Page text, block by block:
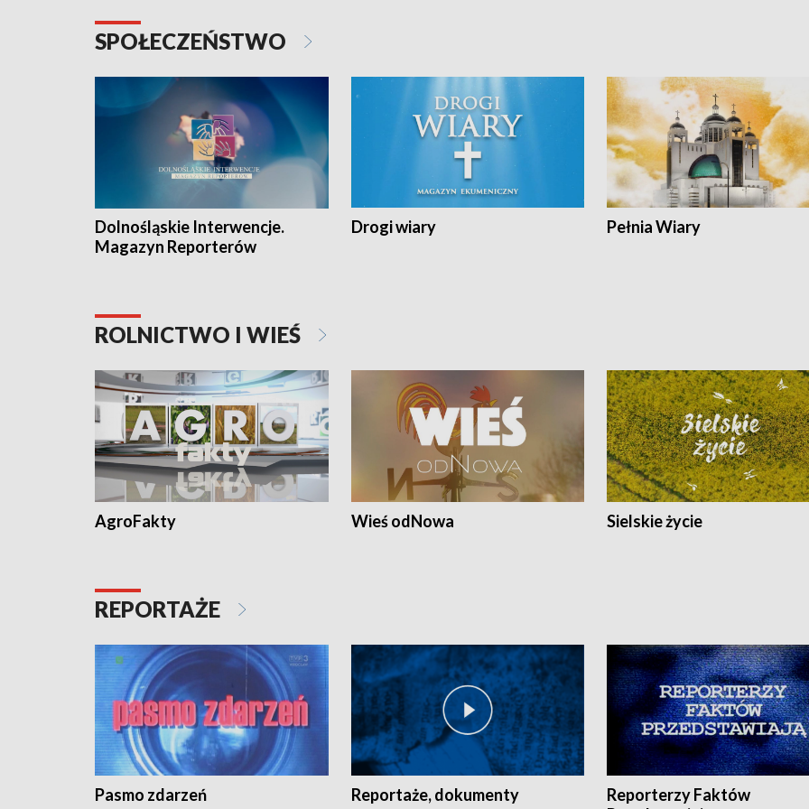
SPOŁECZEŃSTWO
Dolnośląskie Interwencje.
Magazyn Reporterów
Drogi wiary Pełnia Wiary
ROLNICTWO I WIEŚ
AgroFakty Wieś odNowa Sielskie życie
REPORTAŻE
Pasmo zdarzeń Reportaże, dokumenty
Reporterzy Faktów